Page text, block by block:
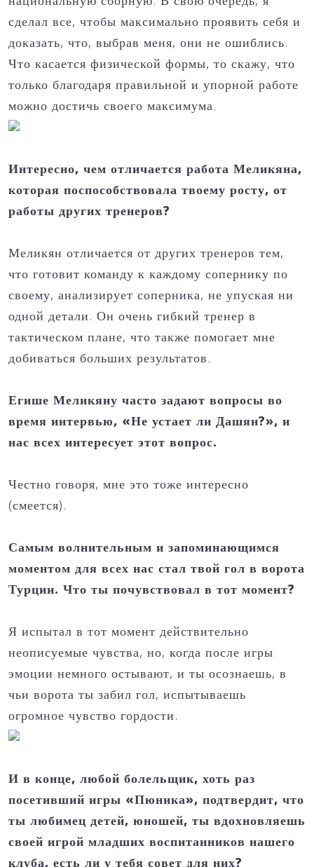
сделал все, чтобы максимально проявить себя и
доказать, что, выбрав меня, они не ошиблись.
Что касается физической формы, то скажу, что
только благодаря правильной и упорной работе
можно достичь своего максимума.
Интересно, чем отличается работа Меликяна,
которая поспособствовала твоему росту, от
работы других тренеров?
Меликян отличается от других тренеров тем,
что готовит команду к каждому сопернику по
своему, анализирует соперника, не упуская ни
одной детали. Он очень гибкий тренер в
тактическом плане, что также помогает мне
добиваться больших результатов.
Егише Меликяну часто задают вопросы во
время интервью, «Не устает ли Дашян?», и
нас всех интересует этот вопрос.
Честно говоря, мне это тоже интересно
(смеется).
Самым волнительным и запоминающимся
моментом для всех нас стал твой гол в ворота
Турции. Что ты почувствовал в тот момент?
Я испытал в тот момент действительно
неописуемые чувства, но, когда после игры
эмоции немного остывают, и ты осознаешь, в
чьи ворота ты забил гол, испытываешь
огромное чувство гордости.
И в конце, любой болельщик, хоть раз
посетивший игры «Пюника», подтвердит, что
ты любимец детей, юношей, ты вдохновляешь
своей игрой младших воспитанников нашего
клуба, есть ли у тебя совет для них?